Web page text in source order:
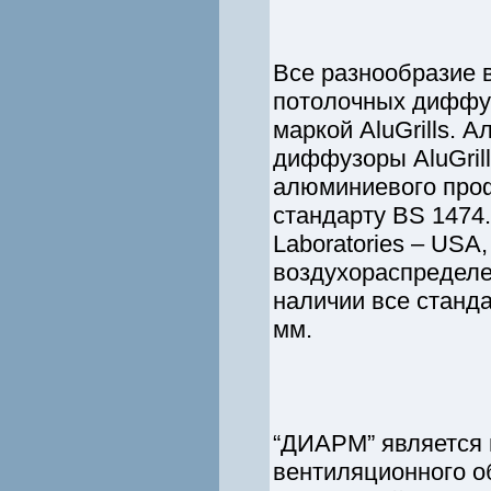
Все
потолочных
маркой AluGrills.
диффузоры
алюминиевого
стандарту BS
Laboratories – USA,
наличии все
мм.
“ДИАРМ” является
вентиляционного